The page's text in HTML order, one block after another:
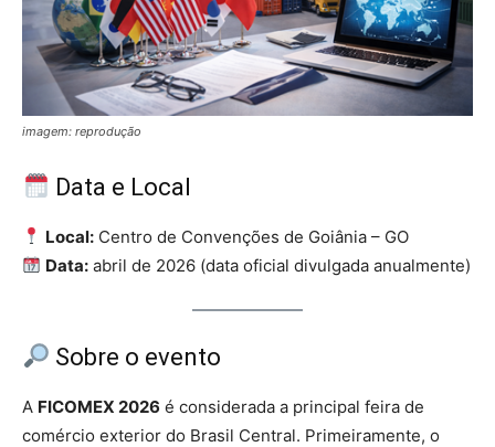
imagem: reprodução
Data e Local
Local: Centro de Convenções de Goiânia – GO
Data: abril de 2026 (data oficial divulgada anualmente)
Sobre o evento
A FICOMEX 2026 é considerada a principal feira de
comércio exterior do Brasil Central. Primeiramente, o